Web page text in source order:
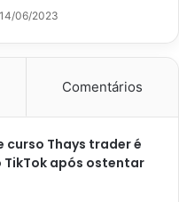
ser consumida em
pode servi-la com
mais de proteína,
14/06/2023
Comentários
curso Thays trader é
TikTok após ostentar